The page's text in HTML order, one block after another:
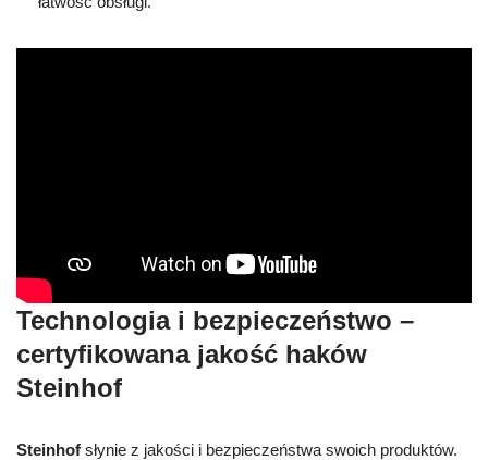
Technologia i bezpieczeństwo –
certyfikowana jakość haków
Steinhof
Steinhof słynie z jakości i bezpieczeństwa swoich produktów.